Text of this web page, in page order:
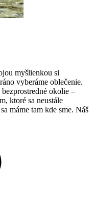
myšlienkou si
vyberáme oblečenie.
okolie –
ktoré sa neustále
máme tam kde sme. Náš